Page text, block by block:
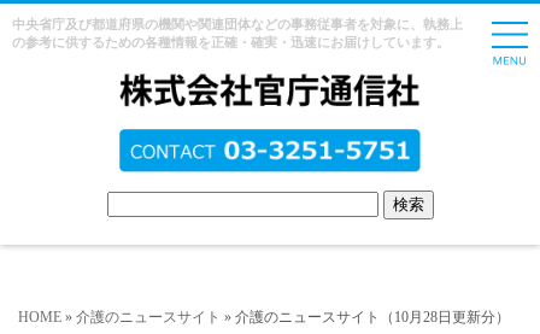
中央省庁及び都道府県の機関や関連団体などの事務従事者を対象に、執務上
の参考に供するための各種情報を正確・確実・迅速にお届けしています。
HOME » 介護のニュースサイト » 介護のニュースサイト（10月28日更新分）